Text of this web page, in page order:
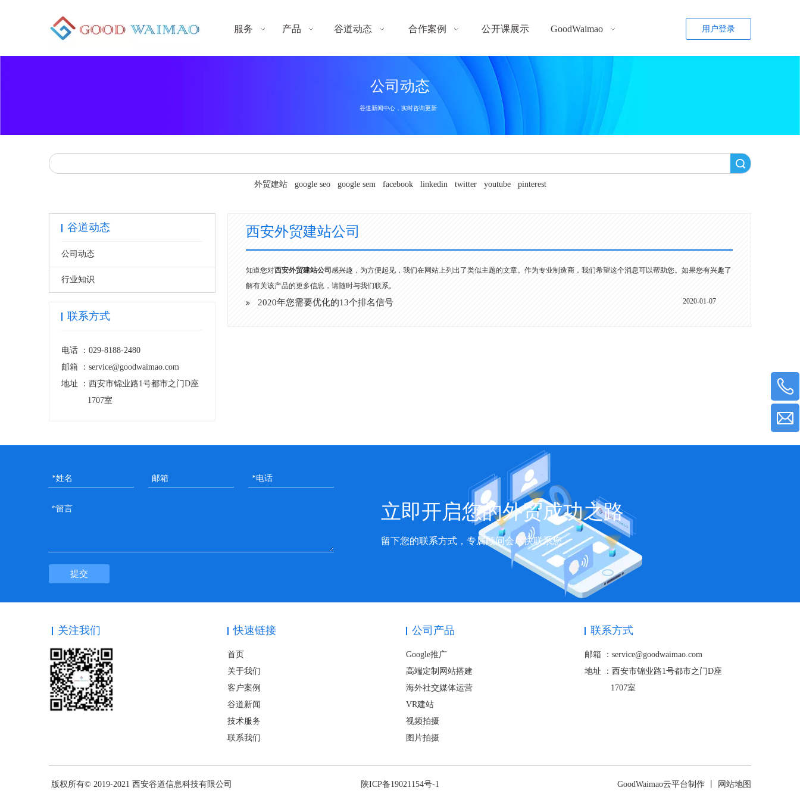
服务 产品 谷道动态 合作案例 公开课展示 GoodWaimao 用户登录
谷道新闻中心，实时咨询更新
公司动态
外贸建站 google seo google sem facebook linkedin twitter youtube pinterest
谷道动态
公司动态
行业知识
联系方式
电话 ： 029-8188-2480
邮箱 ： service@goodwaimao.com
地址 ： 西安市锦业路1号都市之门D座
1707室
西安外贸建站公司
知道您对西安外贸建站公司 感兴趣，为方便起见，我们在网站上列出了类似主题的文章。作为专业制造商，我们希望这个消息可以帮助您。如果您有兴趣了
解有关该产品的更多信息，请随时与我们联系。
2020年您需要优化的13个排名信号 2020-01-07
提交
立即开启您的外贸成功之路
留下您的联系方式，专属顾问会尽快联系您
关注我们 快速链接
首页
关于我们
客户案例
谷道新闻
技术服务
联系我们
公司产品
Google推广
高端定制网站搭建
海外社交媒体运营
VR建站
视频拍摄
图片拍摄
联系方式
邮箱 ：service@goodwaimao.com
地址 ： 西安市锦业路1号都市之门D座
1707室
版权所有© 2019-2021 西安谷道信息科技有限公司 陕ICP备19021154号-1 GoodWaimao云平台制作 丨 网站地图